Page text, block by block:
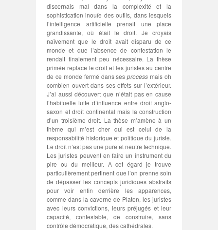
discernais mal dans la complexité et la
sophistication inouïe des outils, dans lesquels
l’intelligence artificielle prenait une place
grandissante, où était le droit. Je croyais
naïvement que le droit avait disparu de ce
monde et que l’absence de contestation le
rendait finalement peu nécessaire. La thèse
primée replace le droit et les juristes au centre
de ce monde fermé dans sesprocessmais oh
combien ouvert dans ses effets sur l’extérieur.
J’ai aussi découvert que n’était pas en cause
l’habituelle lutte d’influence entre droit anglo-
saxon et droit continental mais la construction
d’un troisième droit. La thèse m’amène à un
thème qui m’est cher qui est celui de la
responsabilité historique et politique du juriste.
Le droit n’est pas une pure et neutre technique.
Les juristes peuvent en faire un instrument du
pire ou du meilleur. A cet égard je trouve
particulièrement pertinent que l’on prenne soin
de dépasser les concepts juridiques abstraits
pour voir enfin derrière les apparences,
comme dans la caverne de Platon, les juristes
avec leurs convictions, leurs préjugés et leur
capacité, contestable, de construire, sans
contrôle démocratique, des cathédrales.